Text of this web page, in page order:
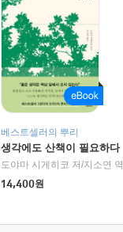
베스트셀러의 뿌리
생각에도 산책이 필요하다
도야마 시게히코 저/지소연 역
14,400원